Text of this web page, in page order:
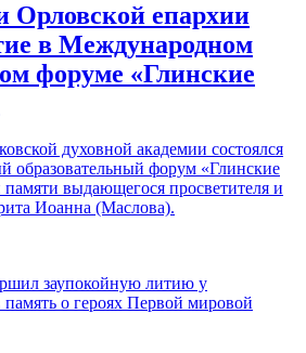
Орловской епархии
в Международном
форуме «Глинские
духовной академии состоялся
форум «Глинские
выдающегося просветителя и
Иоанна (Маслова).